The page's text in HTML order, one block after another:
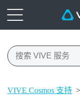
VIVE Cosmos 支持 >